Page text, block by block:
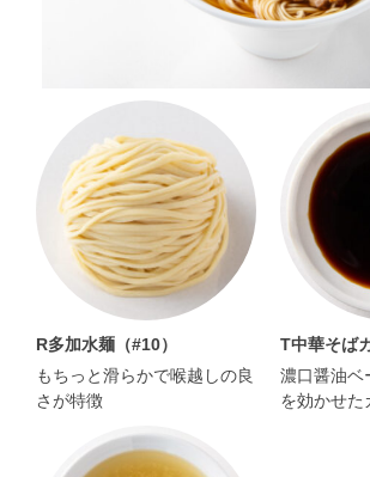
R多加水麺（#10）
もちっと滑らかで喉越しの良
さが特徴
T中華そば
濃口醤油ベ
を効かせた